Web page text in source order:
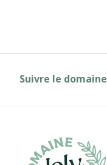
Suivre le domaine